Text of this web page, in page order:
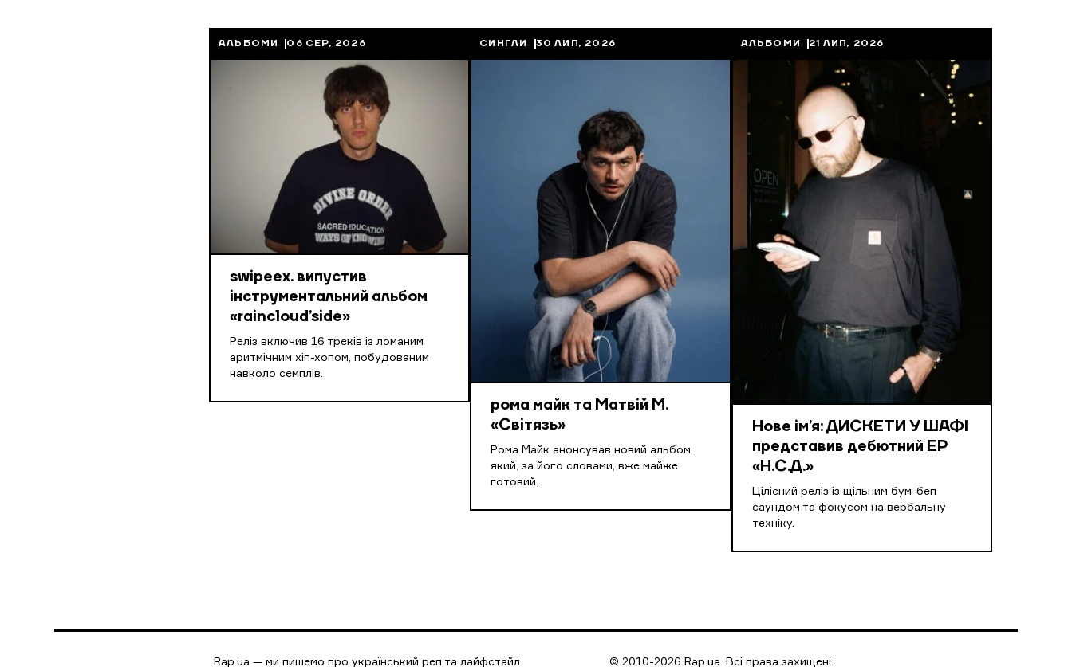
АЛЬБОМИ 06 СЕР, 2026
swipeex. випустив
інструментальний альбом
«raincloud’side»
Реліз включив 16 треків із ломаним
аритмічним хіп-хопом, побудованим
навколо семплів.
СИНГЛИ 30 ЛИП, 2026
рома майк та Матвій М.
«Світязь»
Рома Майк анонсував новий альбом,
який, за його словами, вже майже
готовий.
АЛЬБОМИ 21 ЛИП, 2026
Нове ім’я: ДИСКЕТИ У ШАФІ
представив дебютний EP
«Н.С.Д.»
Цілісний реліз із щільним бум-беп
саундом та фокусом на вербальну
техніку.
Rap.ua — ми пишемо про український реп та лайфстайл. © 2010-2026 Rap.ua. Всі права захищені.